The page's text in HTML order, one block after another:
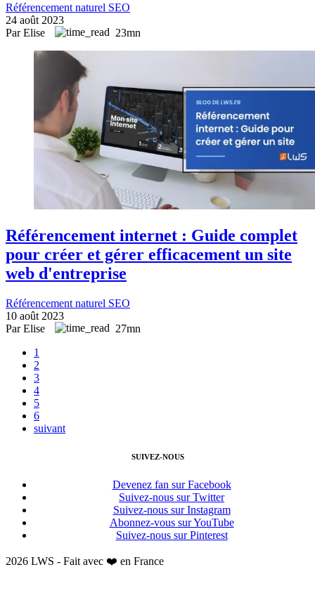
Référencement naturel SEO
24 août 2023
Par Elise
23mn
Référencement internet : Guide complet
pour créer et gérer efficacement un site
web d'entreprise
Référencement naturel SEO
10 août 2023
Par Elise
27mn
1
2
3
4
5
6
suivant
SUIVEZ-NOUS
Devenez fan sur Facebook
Suivez-nous sur Twitter
Suivez-nous sur Instagram
Abonnez-vous sur YouTube
Suivez-nous sur Pinterest
2026 LWS - Fait avec ❤️ en France